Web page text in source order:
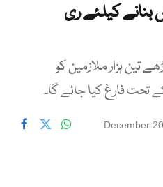
کیلئے ری
تین ہزار ملازمین کو
تحت فارغ کیا جائے گا۔
December